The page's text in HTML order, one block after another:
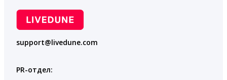
support@livedune.com
PR-отдел: